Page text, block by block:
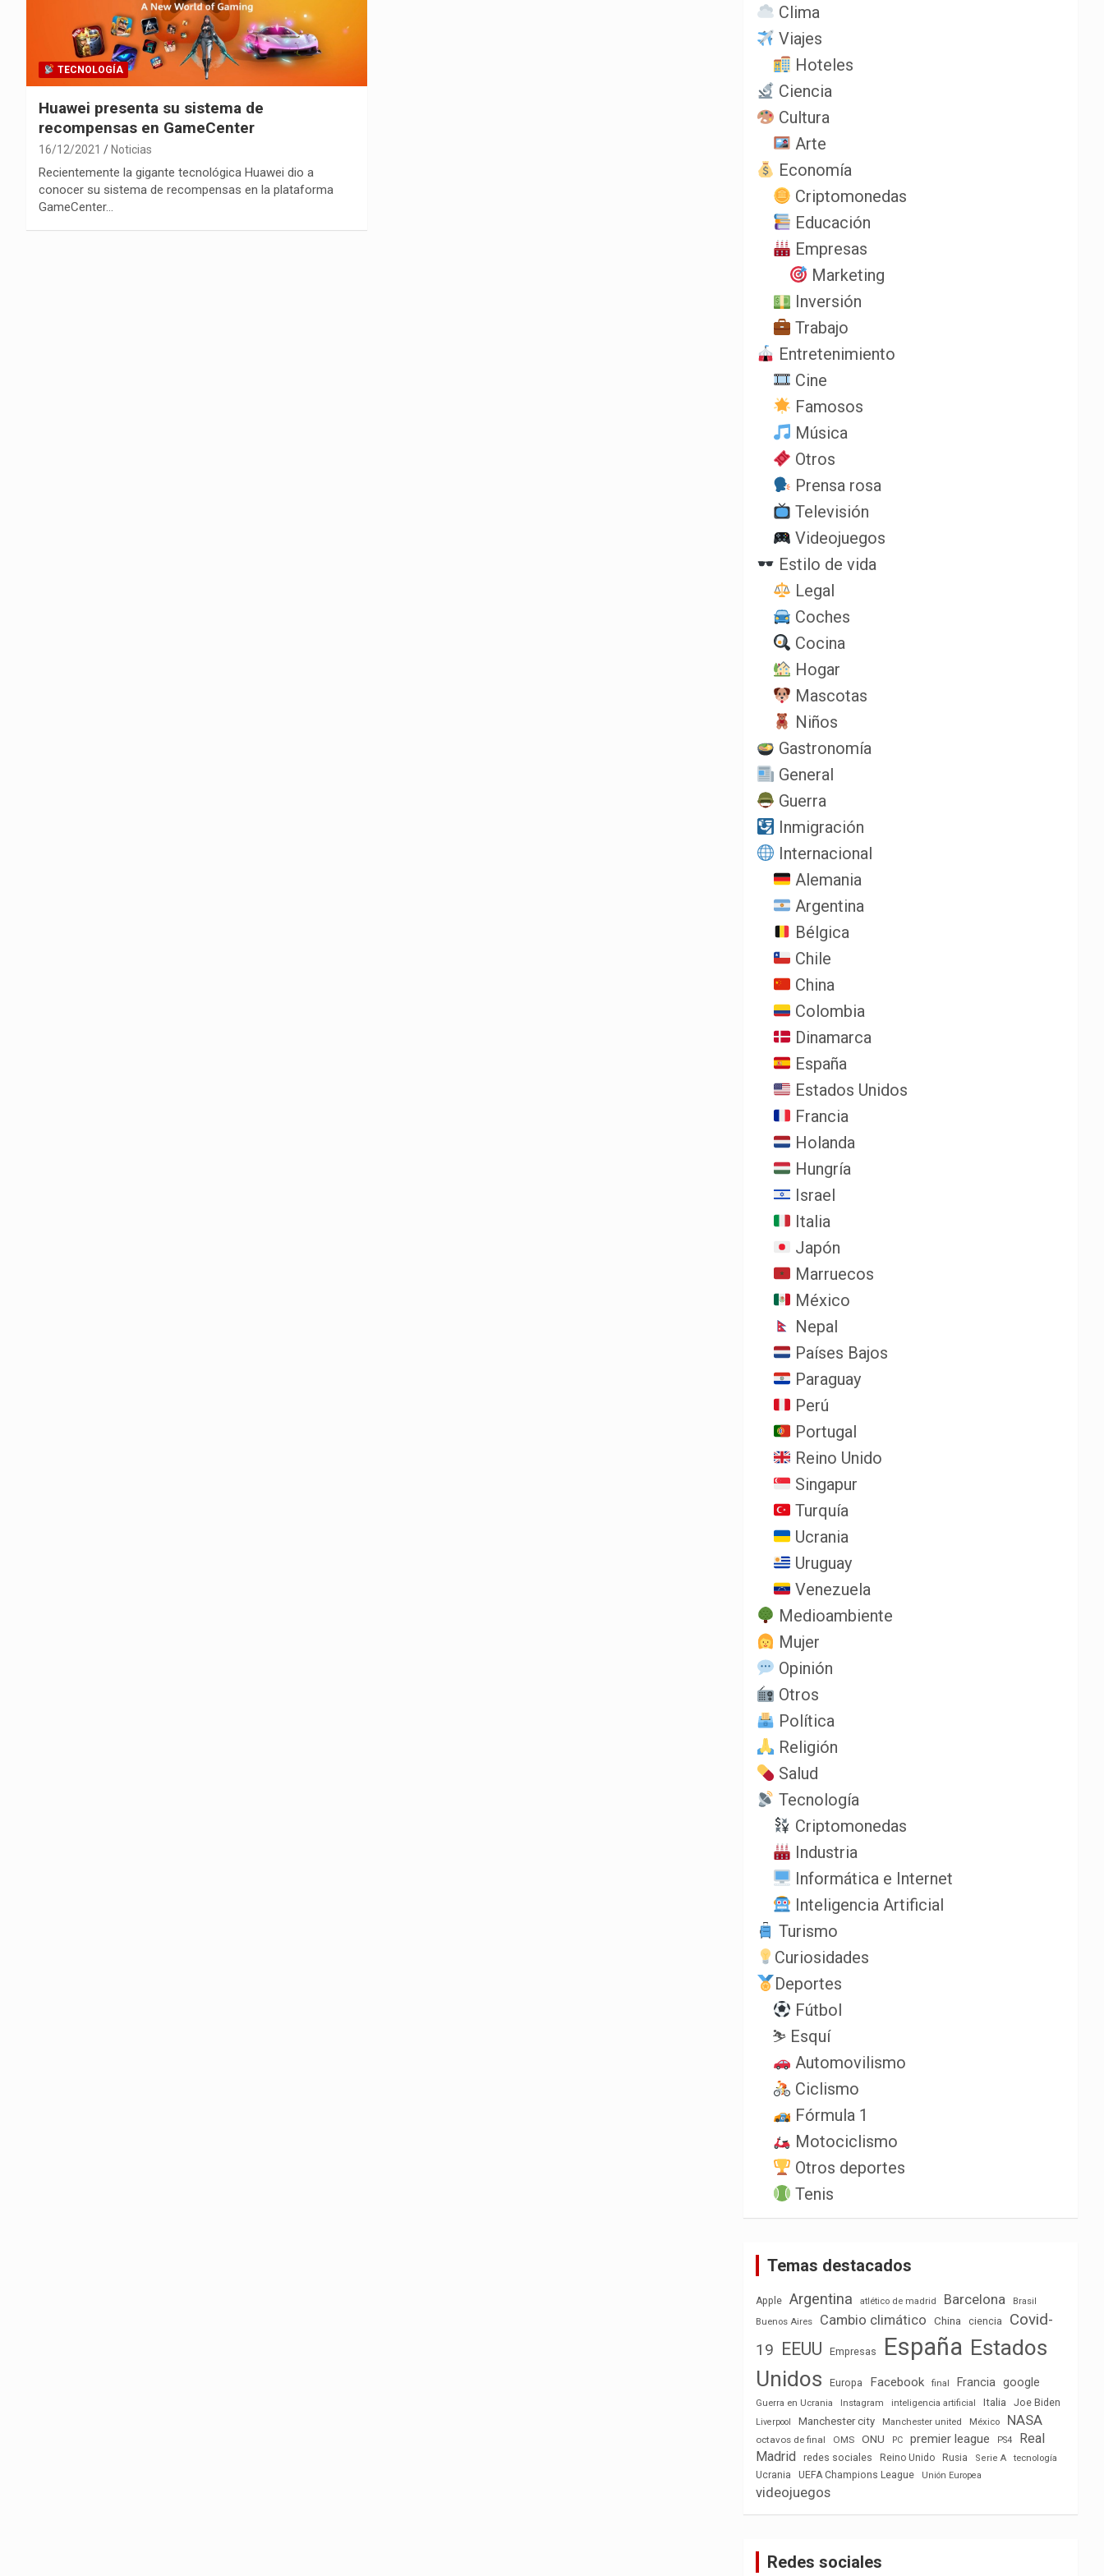
TECNOLOGÍA
Huawei presenta su sistema de
recompensas en GameCenter
16/12/2021 Noticias
Recientemente la gigante tecnológica Huawei dio a
conocer su sistema de recompensas en la plataforma
GameCenter…
Clima
Viajes
Hoteles
Ciencia
Cultura
Arte
Economía
Criptomonedas
Educación
Empresas
Marketing
Inversión
Trabajo
Entretenimiento
Cine
Famosos
Música
Otros
Prensa rosa
Televisión
Videojuegos
Estilo de vida
Legal
Coches
Cocina
Hogar
Mascotas
Niños
Gastronomía
General
Guerra
Inmigración
Internacional
Alemania
Argentina
Bélgica
Chile
China
Colombia
Dinamarca
España
Estados Unidos
Francia
Holanda
Hungría
Israel
Italia
Japón
Marruecos
México
Nepal
Países Bajos
Paraguay
Perú
Portugal
Reino Unido
Singapur
Turquía
Ucrania
Uruguay
Venezuela
Medioambiente
Mujer
Opinión
Otros
Política
Religión
Salud
Tecnología
Criptomonedas
Industria
Informática e Internet
Inteligencia Artificial
Turismo
Curiosidades
Deportes
Fútbol
⛷️ Esquí
Automovilismo
Ciclismo
Fórmula 1
Motociclismo
Otros deportes
Tenis
Temas destacados
Apple Argentina atlético de madrid Barcelona
Brasil
Buenos Aires
Cambio climático China ciencia
Covid-
19
EEUU Empresas España Estados
Unidos
Europa Facebook final Francia google
Guerra en Ucrania Instagram inteligencia artificial Italia Joe Biden
Liverpool Manchester city Manchester united México NASA
octavos de final OMS ONU PC premier league PS4
Real
Madrid
redes sociales Reino Unido Rusia Serie A
tecnología
Ucrania
UEFA Champions League Unión Europea
videojuegos
Redes sociales